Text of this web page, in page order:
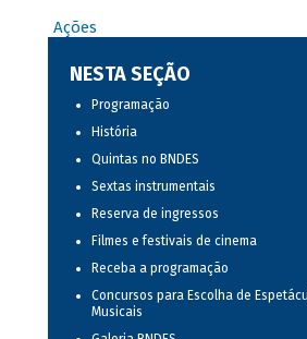
Ações
NESTA SEÇÃO
Programação
História
Quintas no BNDES
Sextas instrumentais
Reserva de ingressos
Filmes e festivais de cinema
Receba a programação
Concursos para Escolha de
Musicais